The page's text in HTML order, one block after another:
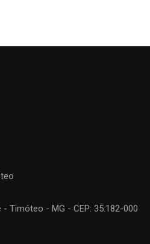
Timóteo - MG - CEP: 35.182-000